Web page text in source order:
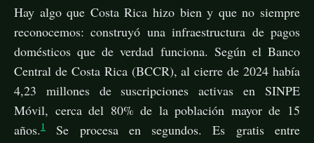
Hay algo que Costa Rica hizo bien y que no siempre
reconocemos: construyó una infraestructura de pagos
domésticos que de verdad funciona. Según el Banco
Central de Costa Rica (BCCR), al cierre de 2024 había
4,23 millones de suscripciones activas en SINPE
Móvil, cerca del 80% de la población mayor de 15
años.1
Se procesa en segundos. Es gratis entre